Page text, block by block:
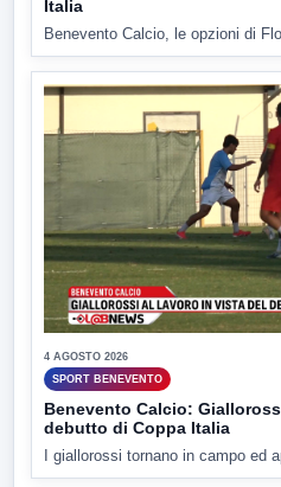
Italia
Benevento Calcio, le opzioni di
4 AGOSTO 2026
SPORT BENEVENTO
Benevento Calcio:
debutto di Coppa Italia
I giallorossi tornano in campo ed